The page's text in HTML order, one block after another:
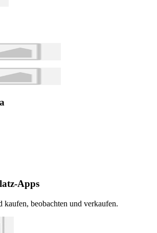
Apps
kaufen, beobachten und verkaufen.